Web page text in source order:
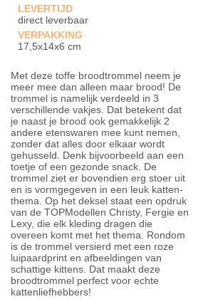
LEVERTIJD
direct leverbaar
VERPAKKING
17,5x14x6 cm
Met deze toffe broodtrommel neem je
meer mee dan alleen maar brood! De
trommel is namelijk verdeeld in 3
verschillende vakjes. Dat betekent dat
je naast je brood ook gemakkelijk 2
andere etenswaren mee kunt nemen,
zonder dat alles door elkaar wordt
gehusseld. Denk bijvoorbeeld aan een
toetje of een gezonde snack. De
trommel ziet er bovendien erg stoer uit
en is vormgegeven in een leuk katten-
thema. Op het deksel staat een opdruk
van de TOPModellen Christy, Fergie en
Lexy, die elk kleding dragen die
overeen komt met het thema. Rondom
is de trommel versierd met een roze
luipaardprint en afbeeldingen van
schattige kittens. Dat maakt deze
broodtrommel perfect voor echte
kattenliefhebbers!